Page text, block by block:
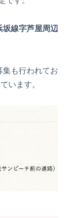
坂線字芦屋周辺
集も行われてお
います。